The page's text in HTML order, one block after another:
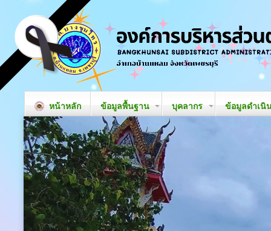
หน้าหลัก ข้อมูลพื้นฐาน บุคลากร ข้อมูลดำเนิ